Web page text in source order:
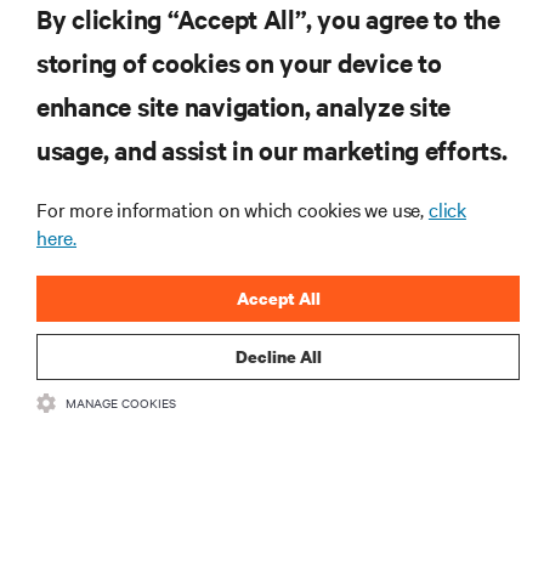
WSPARCIE
O NAS
DOŁĄCZ DO NAS
By clicking “Accept All”, you agree to the
storing of cookies on your device to
enhance site navigation, analyze site
usage, and assist in our marketing efforts.
For more information on which cookies we use,click
here.
Decline All
Accept All
MANAGE COOKIES